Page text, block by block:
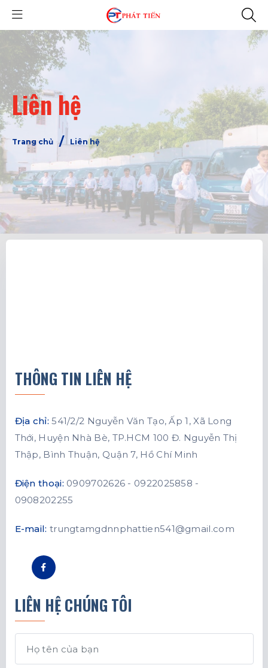
Liên hệ
Trang chủ / Liên hệ
THÔNG TIN LIÊN HỆ
Địa chỉ: 541/2/2 Nguyễn Văn Tạo, Ấp 1, Xã Long
Thới, Huyện Nhà Bè, TP.HCM 100 Đ. Nguyễn Thị
Thập, Bình Thuận, Quận 7, Hồ Chí Minh
Điện thoại: 0909702626 - 0922025858 -
0908202255
E-mail: trungtamgdnnphattien541@gmail.com
LIÊN HỆ CHÚNG TÔI